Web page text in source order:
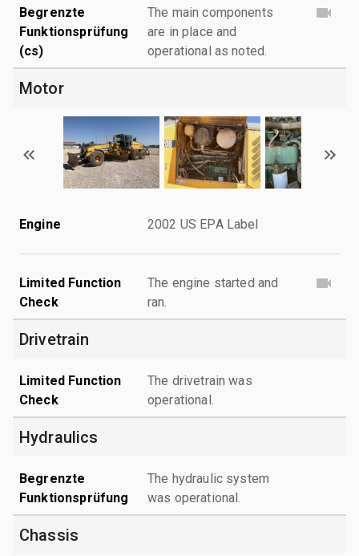
Begrenzte
Funktionsprüfung
(cs)
The main components
are in place and
operational as noted.
Motor
Engine 2002 US EPA Label
Limited Function
Check
The engine started and
ran.
Drivetrain
Limited Function
Check
The drivetrain was
operational.
Hydraulics
Begrenzte
Funktionsprüfung
The hydraulic system
was operational.
Chassis